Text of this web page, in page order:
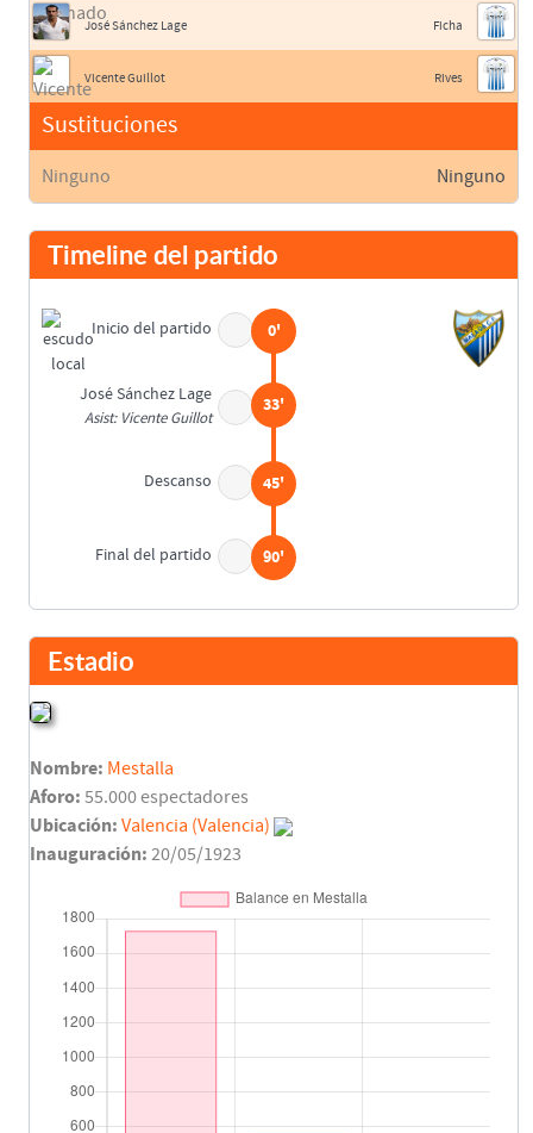
José Sánchez Lage
Vicente Guillot
Sustituciones
Ninguno
Ficha
Rives
Ninguno
Timeline del partido
Inicio del partido 0'
José Sánchez Lage
Asist: Vicente Guillot
33'
Descanso 45'
Final del partido 90'
Estadio
Nombre: Mestalla
Aforo: 55.000 espectadores
Ubicación: Valencia (Valencia)
Inauguración: 20/05/1923